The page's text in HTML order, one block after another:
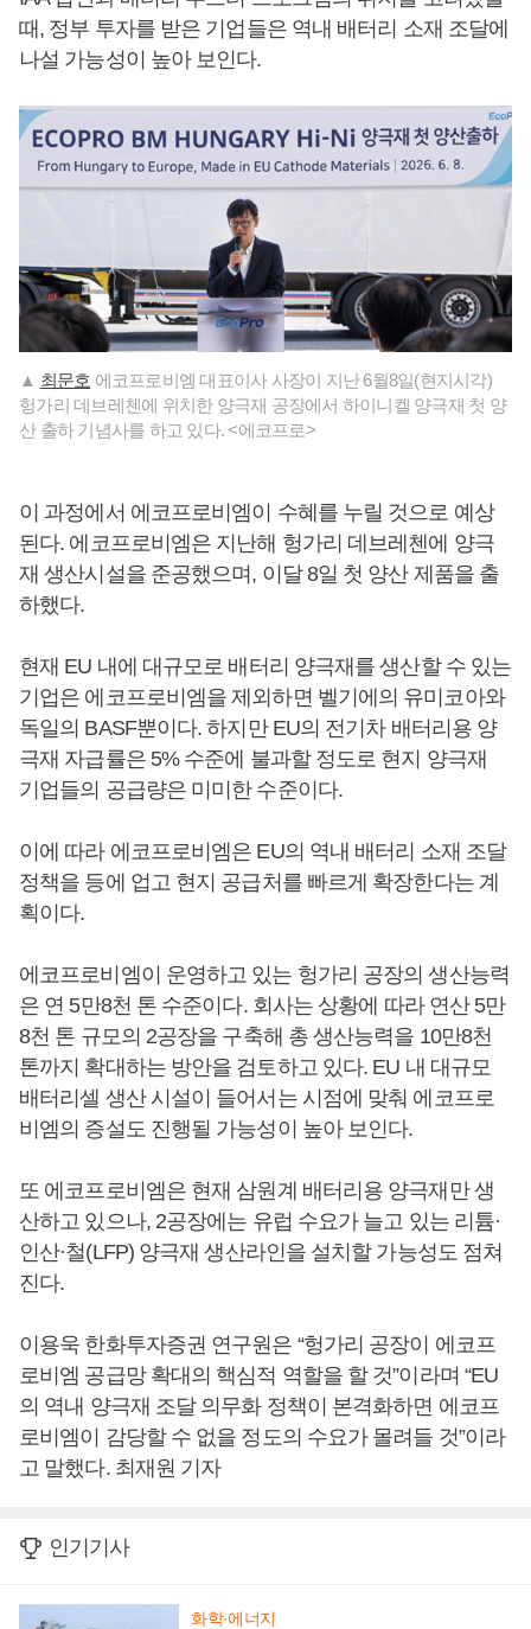
때, 정부 투자를 받은 기업들은 역내 배터리 소재 조달에
나설 가능성이 높아 보인다.
▲ 최문호 에코프로비엠 대표이사 사장이 지난 6월8일(현지시각)
헝가리 데브레첸에 위치한 양극재 공장에서 하이니켈 양극재 첫 양
산 출하 기념사를 하고 있다. <에코프로>
이 과정에서 에코프로비엠이 수혜를 누릴 것으로 예상
된다. 에코프로비엠은 지난해 헝가리 데브레첸에 양극
재 생산시설을 준공했으며, 이달 8일 첫 양산 제품을 출
하했다.
현재 EU 내에 대규모로 배터리 양극재를 생산할 수 있는
기업은 에코프로비엠을 제외하면 벨기에의 유미코아와
독일의 BASF뿐이다. 하지만 EU의 전기차 배터리용 양
극재 자급률은 5% 수준에 불과할 정도로 현지 양극재
기업들의 공급량은 미미한 수준이다.
이에 따라 에코프로비엠은 EU의 역내 배터리 소재 조달
정책을 등에 업고 현지 공급처를 빠르게 확장한다는 계
획이다.
에코프로비엠이 운영하고 있는 헝가리 공장의 생산능력
은 연 5만8천 톤 수준이다. 회사는 상황에 따라 연산 5만
8천 톤 규모의 2공장을 구축해 총 생산능력을 10만8천
톤까지 확대하는 방안을 검토하고 있다. EU 내 대규모
배터리셀 생산 시설이 들어서는 시점에 맞춰 에코프로
비엠의 증설도 진행될 가능성이 높아 보인다.
또 에코프로비엠은 현재 삼원계 배터리용 양극재만 생
산하고 있으나, 2공장에는 유럽 수요가 늘고 있는 리튬·
인산·철(LFP) 양극재 생산라인을 설치할 가능성도 점쳐
진다.
이용욱 한화투자증권 연구원은 “헝가리 공장이 에코프
로비엠 공급망 확대의 핵심적 역할을 할 것”이라며 “EU
의 역내 양극재 조달 의무화 정책이 본격화하면 에코프
로비엠이 감당할 수 없을 정도의 수요가 몰려들 것”이라
고 말했다. 최재원 기자
인기기사
화학·에너지